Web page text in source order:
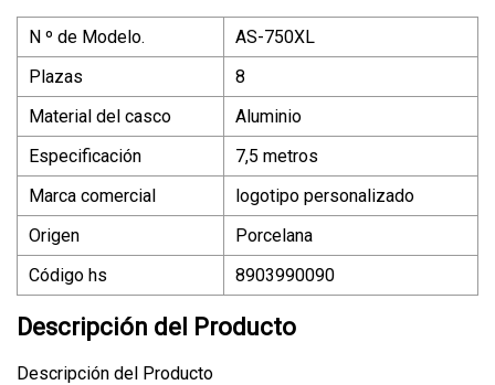
N º de Modelo.
AS-750XL
Plazas
8
Material del casco
Aluminio
Especificación
7,5 metros
Marca comercial
logotipo personalizado
Origen
Porcelana
Código hs
8903990090
Descripción del Producto
Descripción del Producto